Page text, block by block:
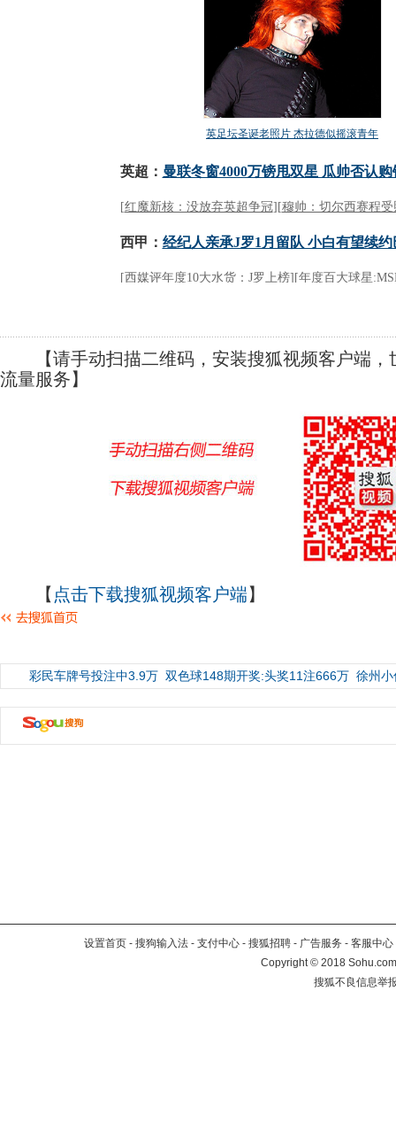
【请手动扫描二维码，安装搜狐视频客户端，
流量服务】
【 点击下载搜狐视频客户端】
彩民车牌号投注中3.9万 双色球148期开奖:头奖11注666万 徐州
设置首页 - 搜狗输入法 - 支付中心 - 搜狐招聘 - 广告服务 - 客服中心
Copyright©2018
搜狐不良信息举